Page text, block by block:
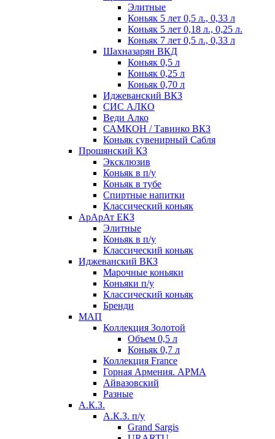
Элитные
Коньяк 5 лет 0,5 л., 0,33 л
Коньяк 5 лет 0,18 л., 0,25 л.
Коньяк 7 лет 0,5 л., 0,33 л
Шахназарян ВКД
Коньяк 0,5 л
Коньяк 0,25 л
Коньяк 0,70 л
Иджеванский ВКЗ
СИС АЛКО
Веди Алко
САМКОН / Тавинко ВКЗ
Коньяк сувенирный Сабля
Прошянский КЗ
Эксклюзив
Коньяк в п/у
Коньяк в тубе
Спиртные напитки
Классический коньяк
АрАрАт ЕКЗ
Элитные
Коньяк в п/у
Классический коньяк
Иджеванский ВКЗ
Марочные коньяки
Коньяки п/у
Классический коньяк
Бренди
МАП
Коллекция Золотой
Объем 0,5 л
Коньяк 0,7 л
Коллекция France
Горная Армения. АРМА
Айвазовский
Разные
А.К.З.
А.К.З. п/у
Grand Sargis